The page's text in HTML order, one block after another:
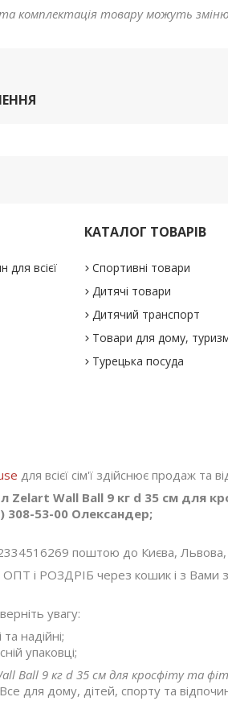
комплектація товару можуть
для всієї
КАТАЛОГ ТОВАРІВ
Спортивні товари
Дитячі товари
Дитячий транспорт
Товари для дому,
Турецька посуда
для всієї сім'ї здійснює продаж та
Zelart Wall Ball 9 кг d 35 см для
308-53-00 Олександер;
поштою до Києва, Львова,
і РОЗДРІБ через кошик і з Вами
увагу:
надійні;
упаковці;
Ball 9 кг d 35 см для кросфіту та
для дому, дітей, спорту та